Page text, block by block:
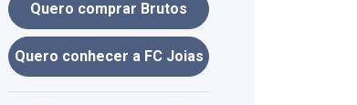
Quero comprar Brutos
Quero conhecer a FC Joias